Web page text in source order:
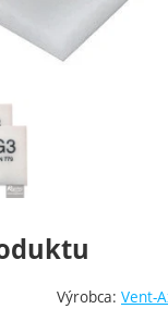
Výrobca: Vent-